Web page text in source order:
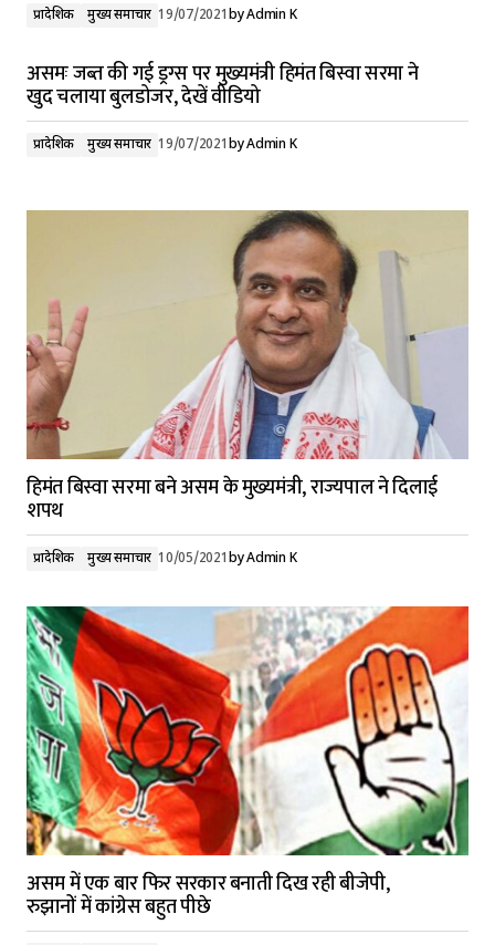
प्रादेशिक मुख्य समाचार 19/07/2021byAdmin K
असमः जब्त की गई ड्रग्स पर मुख्यमंत्री हिमंत बिस्वा सरमा ने
खुद चलाया बुलडोजर, देखें वीडियो
प्रादेशिक मुख्य समाचार 19/07/2021byAdmin K
हिमंत बिस्वा सरमा बने असम के मुख्यमंत्री, राज्यपाल ने दिलाई
शपथ
प्रादेशिक मुख्य समाचार 10/05/2021byAdmin K
असम में एक बार फिर सरकार बनाती दिख रही बीजेपी,
रुझानों में कांग्रेस बहुत पीछे